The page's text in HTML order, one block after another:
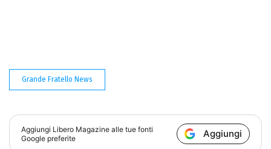
Grande Fratello News
Aggiungi Libero Magazine alle tue fonti
Google preferite
Aggiungi